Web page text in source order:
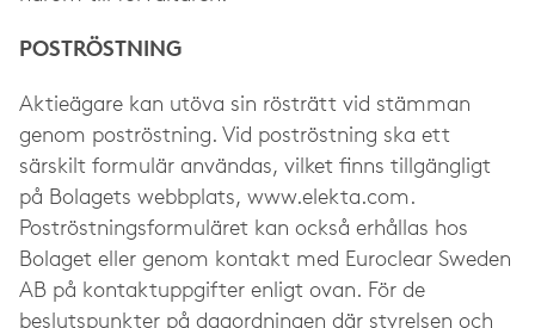
POSTRÖSTNING
Aktieägare kan utöva sin rösträtt vid stämman
genom poströstning. Vid poströstning ska ett
särskilt formulär användas, vilket finns tillgängligt
på Bolagets webbplats, www.elekta.com.
Poströstningsformuläret kan också erhållas hos
Bolaget eller genom kontakt med Euroclear Sweden
AB på kontaktuppgifter enligt ovan. För de
beslutspunkter på dagordningen där styrelsen och